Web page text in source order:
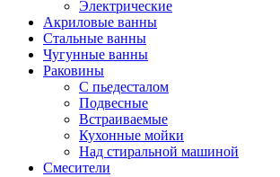
Электрические
Акриловые ванны
Стальные ванны
Чугунные ванны
Раковины
С пьедесталом
Подвесные
Встраиваемые
Кухонные мойки
Над стиральной машиной
Смесители